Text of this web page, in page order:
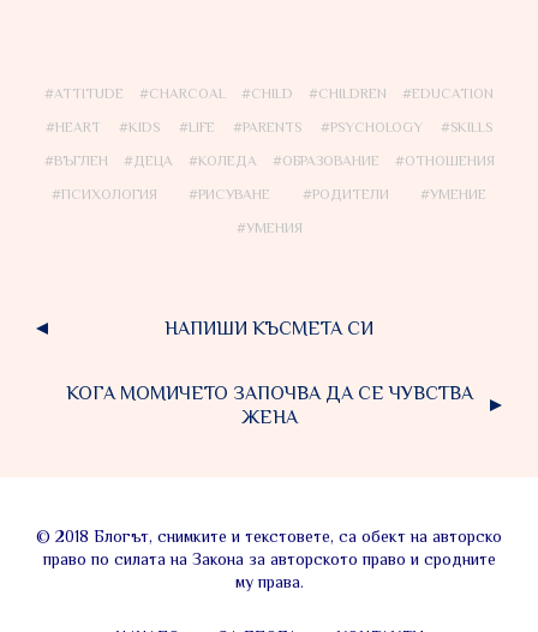
ATTITUDE CHARCOAL CHILD CHILDREN
EDUCATION
HEART
KIDS LIFE PARENTS PSYCHOLOGY
SKILLS
ВЪГЛЕН
ДЕЦА КОЛЕДА ОБРАЗОВАНИЕ
ОТНОШЕНИЯ
ПСИХОЛОГИЯ
РИСУВАНЕ РОДИТЕЛИ
УМЕНИЕ
УМЕНИЯ
НАПИШИ КЪСМЕТА СИ
КОГА МОМИЧЕТО ЗАПОЧВА ДА СЕ ЧУВСТВА
ЖЕНА
© 2018 Блогът, снимките и текстовете, са обект на авторско
право по силата на Закона за авторското право и сродните
му права.